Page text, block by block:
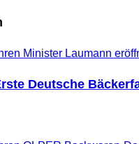
Deutsche